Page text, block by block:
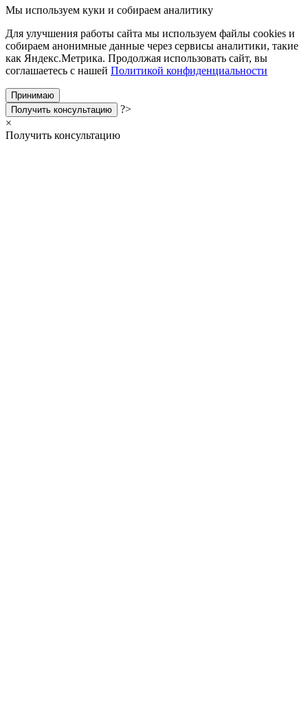
Мы используем куки и собираем аналитику
Для улучшения работы сайта мы используем файлы cookies и
собираем анонимные данные через сервисы аналитики, такие
как Яндекс.Метрика. Продолжая использовать сайт, вы
соглашаетесь с нашей Политикой конфиденциальности
Принимаю
Получить консультацию
?>
×
Получить консультацию